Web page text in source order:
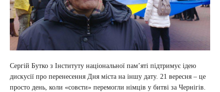
Сергій Бутко з Інституту національної пам’яті підтримує ідею
дискусії про перенесення Дня міста на іншу дату. 21 вересня – це
просто день, коли «совєти» перемогли німців у битві за Чернігів.